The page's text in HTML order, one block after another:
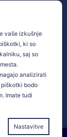
vaše izkušnje
ki so
saj so
analizirati
bodo
Imate tudi
Nastavitve